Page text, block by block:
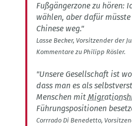
Fußgängerzone zu hören:
wählen, aber dafür
Chinese weg."
Lasse Becker, Vorsitzender der
Kommentare zu Philipp Rösler.
"Unsere Gesellschaft ist
dass man es als
Menschen mit
Führungspositionen
Corrrado Di Benedetto,